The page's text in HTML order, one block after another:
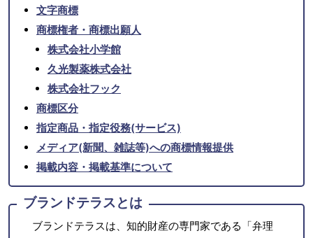
文字商標
商標権者・商標出願人
株式会社小学館
久光製薬株式会社
株式会社フック
商標区分
指定商品・指定役務(サービス)
メディア(新聞、雑誌等)への商標情報提供
掲載内容・掲載基準について
ブランドテラスとは
ブランドテラスは、知的財産の専門家である「弁理